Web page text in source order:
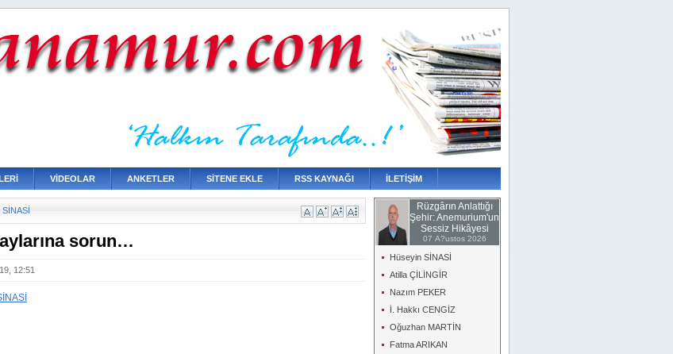
VİDEOLAR ANKETLER SİTENE EKLE RSS KAYNAĞI İLETİŞİM
sorun…
12:51
Rüzgârın Anlattığı
Şehir: Anemurium'un
Sessiz Hikâyesi
07 A?ustos 2026
Hüseyin SİNASİ
Atilla ÇİLİNGİR
Nazım PEKER
İ. Hakkı CENGİZ
Oğuzhan MARTİN
Fatma ARIKAN